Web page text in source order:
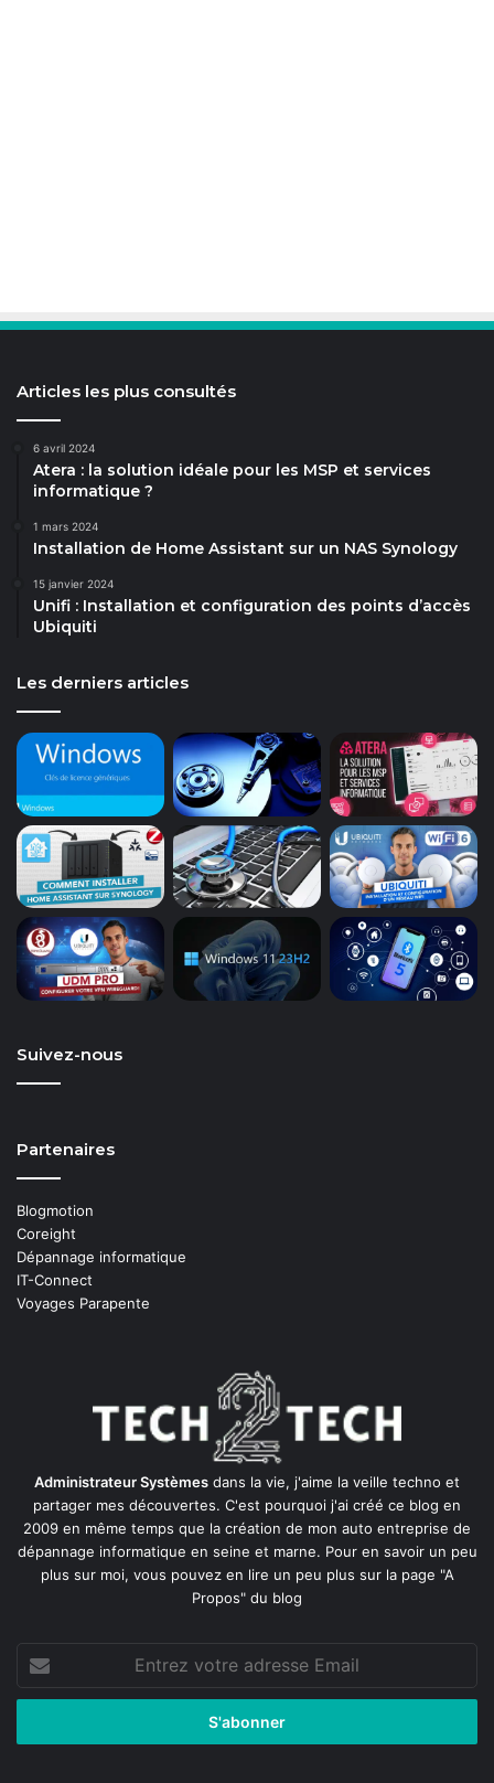
Articles les plus consultés
6 avril 2024
Atera : la solution idéale pour les MSP et services
informatique ?
1 mars 2024
Installation de Home Assistant sur un NAS Synology
15 janvier 2024
Unifi : Installation et configuration des points d’accès
Ubiquiti
Les derniers articles
Suivez-nous
Partenaires
Blogmotion
Coreight
Dépannage informatique
IT-Connect
Voyages Parapente
Administrateur Systèmes dans la vie, j'aime la veille techno et
partager mes découvertes. C'est pourquoi j'ai créé ce blog en
2009 en même temps que la création de mon auto entreprise de
dépannage informatique en seine et marne. Pour en savoir un peu
plus sur moi, vous pouvez en lire un peu plus sur la page "A
Propos" du blog
votre
adresse